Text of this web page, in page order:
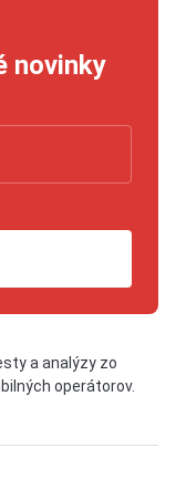
novinky
a analýzy zo
operátorov.